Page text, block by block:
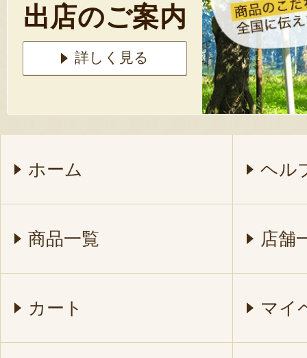
出店のご案内
詳しく見る
ホーム ヘル
商品一覧 店舗
カート マイ